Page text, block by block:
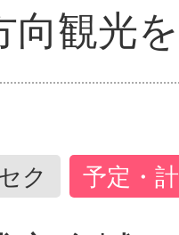
向観光
ク 予定・